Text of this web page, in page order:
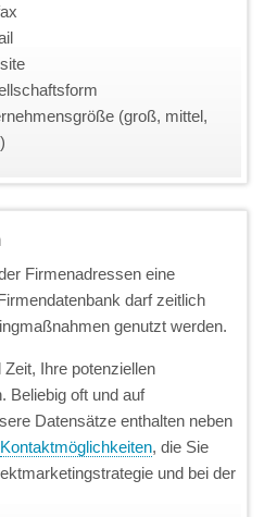
(groß, mittel,
Firmenadressen eine
darf zeitlich
genutzt werden.
Ihre potenziellen
Beliebig oft und auf
Datensätze enthalten neben
Kontaktmöglichkeiten, die Sie
und bei der